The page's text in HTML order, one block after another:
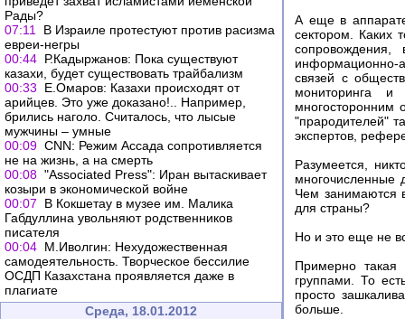
Рады?
07:11
В Израиле протестуют против расизма
евреи-негры
00:44 Р.Кадыржанов: Пока существуют
казахи, будет существовать трайбализм
00:33
Е.Омаров: Казахи происходят от
арийцев. Это уже доказано!.. Например,
брились наголо. Считалось, что лысые
мужчины – умные
00:09 CNN: Режим Ассада сопротивляется
не на жизнь, а на смерть
00:08 "Associated Press": Иран вытаскивает
козыри в экономической войне
00:07
В Кокшетау в музее им. Малика
Габдуллина увольняют родственников
писателя
00:04 М.Иволгин: Нехудожественная
самодеятельность. Творческое бессилие
ОСДП Казахстана проявляется даже в
плагиате
Среда, 18.01.2012
А еще в
сектором. Каких
сопровождения,
информационно-
связей с
мониторинга и
многосторонним
"прародителей"
экспертов,
Разумеется,
многочисленные
Чем занимаются
для страны?
Но и это еще не
Примерно такая
группами. То
просто
больше.